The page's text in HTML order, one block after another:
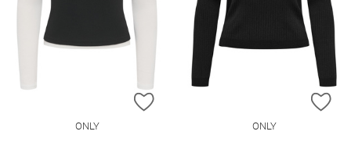
ZUR WUNSCHLISTE HINZUFÜGEN
ONLY ONLY